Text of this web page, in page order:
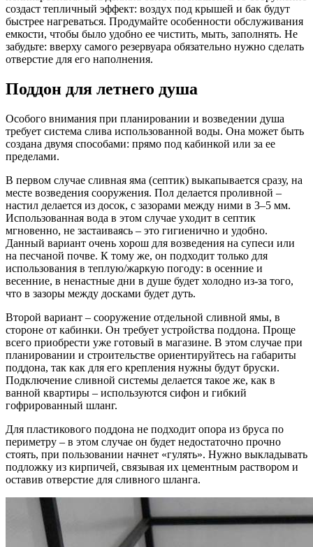
создаст тепличный эффект: воздух под крышей и бак будут
быстрее нагреваться. Продумайте особенности обслуживания
емкости, чтобы было удобно ее чистить, мыть, заполнять. Не
забудьте: вверху самого резервуара обязательно нужно сделать
отверстие для его наполнения.
Поддон для летнего душа
Особого внимания при планировании и возведении душа
требует система слива использованной воды. Она может быть
создана двумя способами: прямо под кабинкой или за ее
пределами.
В первом случае сливная яма (септик) выкапывается сразу, на
месте возведения сооружения. Пол делается проливной –
настил делается из досок, с зазорами между ними в 3–5 мм.
Использованная вода в этом случае уходит в септик
мгновенно, не застаиваясь – это гигиенично и удобно.
Данный вариант очень хорош для возведения на супеси или
на песчаной почве. К тому же, он подходит только для
использования в теплую/жаркую погоду: в осенние и
весенние, в ненастные дни в душе будет холодно из-за того,
что в зазоры между досками будет дуть.
Второй вариант – сооружение отдельной сливной ямы, в
стороне от кабинки. Он требует устройства поддона. Проще
всего приобрести уже готовый в магазине. В этом случае при
планировании и строительстве ориентируйтесь на габариты
поддона, так как для его крепления нужны будут бруски.
Подключение сливной системы делается такое же, как в
ванной квартиры – используются сифон и гибкий
гофрированный шланг.
Для пластикового поддона не подходит опора из бруса по
периметру – в этом случае он будет недостаточно прочно
стоять, при пользовании начнет «гулять». Нужно выкладывать
подложку из кирпичей, связывая их цементным раствором и
оставив отверстие для сливного шланга.